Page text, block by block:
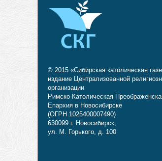
© 2015 «Сибирская католическая
издание Централизованной
организации
Римско-Католическая
Епархия в Новосибирске
(ОГРН 1025400007490)
630099 г. Новосибирск,
ул. М. Горького, д. 100